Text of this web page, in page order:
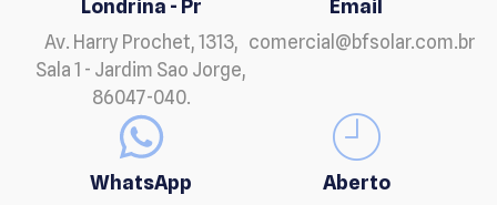
Londrina - Pr
Av. Harry Prochet, 1313,
Sala 1 - Jardim Sao Jorge,
86047-040.
Email
comercial@bfsolar.com.br
WhatsApp Aberto